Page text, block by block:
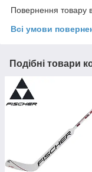
Повернення товару
Всі умови
Подібні товари